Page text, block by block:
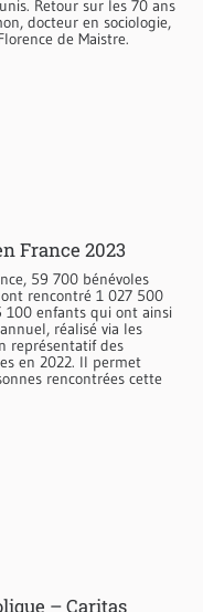
Retour sur les 70 ans
docteur en sociologie,
de Maistre.
France 2023
59 700 bénévoles
rencontré 1 027 500
100 enfants qui ont ainsi
réalisé via les
représentatif des
en 2022. Il permet
rencontrées cette
– Caritas